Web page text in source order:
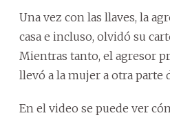
Una vez con las llaves, la
casa e incluso, olvidó su
Mientras tanto, el agresor
llevó a la mujer a otra parte
En el video se puede ver